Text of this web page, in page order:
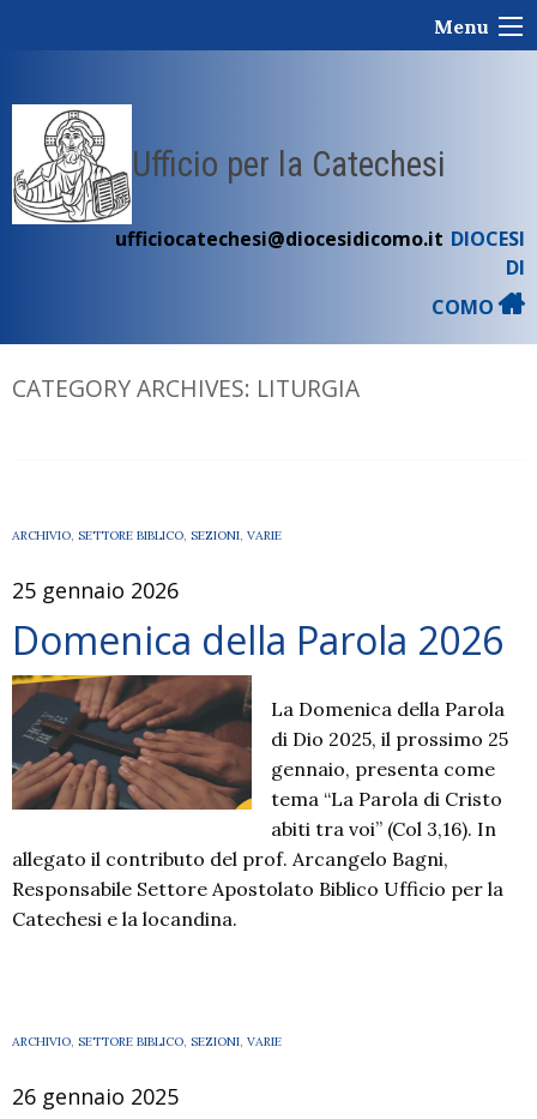
Menu
Ufficio per la Catechesi
ufficiocatechesi@diocesidicomo.it DIOCESI
DI
COMO
CATEGORY ARCHIVES: LITURGIA
ARCHIVIO, SETTORE BIBLICO, SEZIONI, VARIE
25 gennaio 2026
Domenica della Parola 2026
La Domenica della Parola
di Dio 2025, il prossimo 25
gennaio, presenta come
tema “La Parola di Cristo
abiti tra voi” (Col 3,16). In
allegato il contributo del prof. Arcangelo Bagni,
Responsabile Settore Apostolato Biblico Ufficio per la
Catechesi e la locandina.
ARCHIVIO, SETTORE BIBLICO, SEZIONI, VARIE
26 gennaio 2025